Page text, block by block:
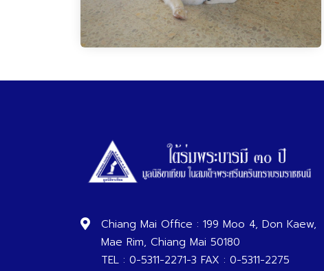
Chiang Mai Office : 199 Moo 4, Don Kaew,
Mae Rim, Chiang Mai 50180
TEL : 0-5311-2271-3 FAX : 0-5311-2275